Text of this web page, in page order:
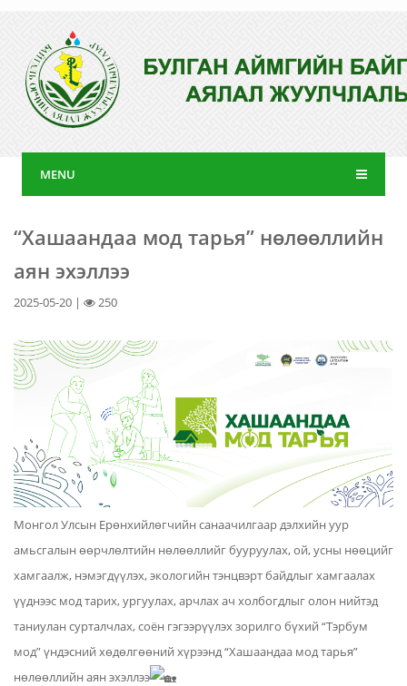
MENU
“Хашаандаа мод тарья” нөлөөллийн
аян эхэллээ
2025-05-20 | 250
Монгол Улсын Ерөнхийлөгчийн санаачилгаар дэлхийн уур
амьсгалын өөрчлөлтийн нөлөөллийг бууруулах, ой, усны нөөцийг
хамгаалж, нэмэгдүүлэх, экологийн тэнцвэрт байдлыг хамгаалах
үүднээс мод тарих, ургуулах, арчлах ач холбогдлыг олон нийтэд
таниулан сурталчлах, соён гэгээрүүлэх зорилго бүхий “Тэрбум
мод” үндэсний хөдөлгөөний хүрээнд “Хашаандаа мод тарья”
нөлөөллийн аян эхэллээ